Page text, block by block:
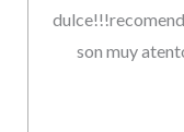
son muy